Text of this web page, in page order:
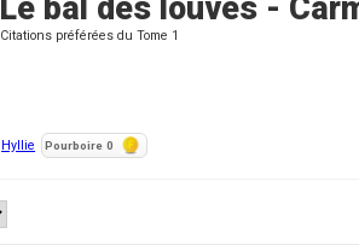
Le bal des louves -
Citations préférées du Tome 1
Hyllie Pourboire 0